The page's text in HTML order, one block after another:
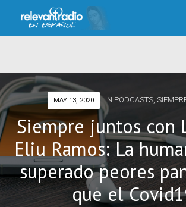
MAY 13, 2020 IN PODCASTS,
Siempre juntos con
Eliu Ramos: La
superado peores
que el